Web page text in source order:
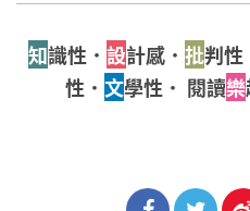
知識性． 設計感． 批判性
性． 文學性． 閱讀樂